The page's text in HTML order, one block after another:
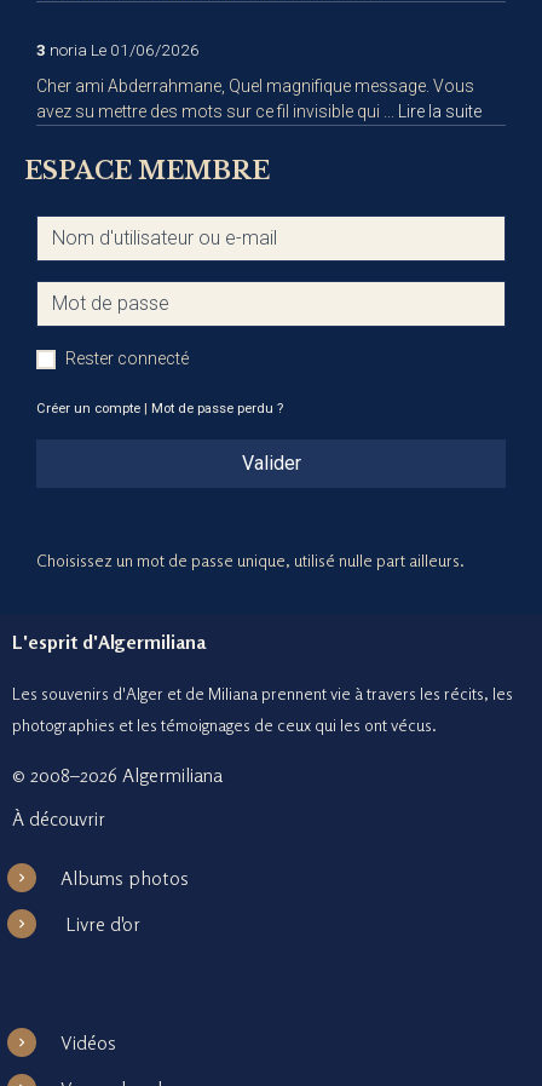
3 noria Le 01/06/2026
Cher ami Abderrahmane, Quel magnifique message. Vous
avez su mettre des mots sur ce fil invisible qui ... Lire la suite
ESPACE MEMBRE
Rester connecté
Créer un compte Mot de passe perdu ?
Valider
Choisissez un mot de passe unique, utilisé nulle part ailleurs.
L'esprit d'Algermiliana
Les souvenirs d'Alger et de Miliana prennent vie à travers les récits, les
photographies et les témoignages de ceux qui les ont vécus.
© 2008–2026 Algermiliana
À découvrir
Albums photos
Livre d'or
Vidéos